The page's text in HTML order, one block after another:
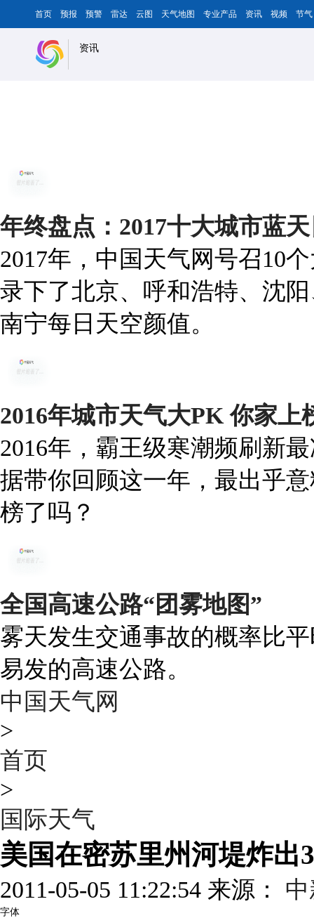
首页 预报 预警 雷达 云图 天气地图 专业产品 资讯 视频 节气
资讯
年终盘点：2017十大城市蓝
2017年，中国天气网号召10
录下了北京、呼和浩特、沈
南宁每日天空颜值。
2016年城市天气大PK 你家上
2016年，霸王级寒潮频刷新
据带你回顾这一年，最出乎
榜了吗？
全国高速公路“团雾地图”
雾天发生交通事故的概率比
易发的高速公路。
中国天气网
>
首页
>
国际天气
美国在密苏里州河堤炸出
2011-05-05 11:22:54 来源：
字体